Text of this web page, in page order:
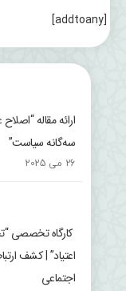
[addtoany]
ارائه مقاله
سه‌گانه سیاست”
26 می 2025
کارگاه تخصصی
اعتیاد” | کشف
اجتماعی